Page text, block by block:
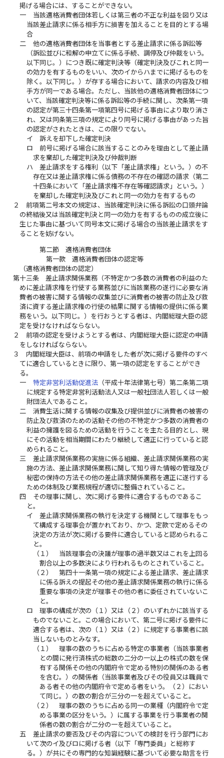
掲げる場合には、することができない。
一
当該適格消費者団体若しくは第三者の不正な利益を図り又は
当該差止請求に係る相手方に損害を加えることを目的とする場
合
二
他の適格消費者団体を当事者とする差止請求に係る訴訟等
（訴訟並びに和解の申立てに係る手続、調停及び仲裁をいう。
以下同じ。）につき既に確定判決等（確定判決及びこれと同一
の効力を有するものをいい、次のイからハまでに掲げるものを
除く。以下同じ。）が存する場合において、請求の内容及び相
手方が同一である場合。ただし、当該他の適格消費者団体につ
いて、当該確定判決等に係る訴訟等の手続に関し、次条第一項
の認定が第三十四条第一項第四号に掲げる事由により取り消さ
れ、又は同条第三項の規定により同号に掲げる事由があった旨
の認定がされたときは、この限りでない。
イ
訴えを却下した確定判決
ロ
前号に掲げる場合に該当することのみを理由として差止請
求を棄却した確定判決及び仲裁判断
ハ
差止請求をする権利（以下「差止請求権」という。）の不
存在又は差止請求権に係る債務の不存在の確認の請求（第二
十四条において「差止請求権不存在等確認請求」という。）
を棄却した確定判決及びこれと同一の効力を有するもの
２
前項第二号本文の規定は、当該確定判決に係る訴訟の口頭弁論
の終結後又は当該確定判決と同一の効力を有するものの成立後に
生じた事由に基づいて同号本文に掲げる場合の当該差止請求をす
ることを妨げない。
第二節 適格消費者団体
第一款 適格消費者団体の認定等
（適格消費者団体の認定）
第十三条
差止請求関係業務（不特定かつ多数の消費者の利益のた
めに差止請求権を行使する業務並びに当該業務の遂行に必要な消
費者の被害に関する情報の収集並びに消費者の被害の防止及び救
済に資する差止請求権の行使の結果に関する情報の提供に係る業
務をいう。以下同じ。）を行おうとする者は、内閣総理大臣の認
定を受けなければならない。
２
前項の認定を受けようとする者は、内閣総理大臣に認定の申請
をしなければならない。
３
内閣総理大臣は、前項の申請をした者が次に掲げる要件のすべ
てに適合しているときに限り、第一項の認定をすることができ
る。
一
特定非営利活動促進法（平成十年法律第七号）第二条第二項
に規定する特定非営利活動法人又は一般社団法人若しくは一般
財団法人であること。
二
消費生活に関する情報の収集及び提供並びに消費者の被害の
防止及び救済のための活動その他の不特定かつ多数の消費者の
利益の擁護を図るための活動を行うことを主たる目的とし、現
にその活動を相当期間にわたり継続して適正に行っていると認
められること。
三
差止請求関係業務の実施に係る組織、差止請求関係業務の実
施の方法、差止請求関係業務に関して知り得た情報の管理及び
秘密の保持の方法その他の差止請求関係業務を適正に遂行する
ための体制及び業務規程が適切に整備されていること。
四
その理事に関し、次に掲げる要件に適合するものであるこ
と。
イ
差止請求関係業務の執行を決定する機関として理事をもっ
て構成する理事会が置かれており、かつ、定款で定めるその
決定の方法が次に掲げる要件に適合していると認められるこ
と。
（１）
当該理事会の決議が理事の過半数又はこれを上回る
割合以上の多数決により行われるものとされていること。
（２）
第四十一条第一項の規定による差止請求、差止請求
に係る訴えの提起その他の差止請求関係業務の執行に係る
重要な事項の決定が理事その他の者に委任されていないこ
と。
ロ
理事の構成が次の（１）又は（２）のいずれかに該当する
ものでないこと。この場合において、第二号に掲げる要件に
適合する者は、次の（１）又は（２）に規定する事業者に該
当しないものとみなす。
（１）
理事の数のうちに占める特定の事業者（当該事業者
との間に発行済株式の総数の二分の一以上の株式の数を保
有する関係その他の内閣府令で定める特別の関係のある者
を含む。）の関係者（当該事業者及びその役員又は職員で
ある者その他の内閣府令で定める者をいう。（２）におい
て同じ。）の数の割合が三分の一を超えていること。
（２）
理事の数のうちに占める同一の業種（内閣府令で定
める事業の区分をいう。）に属する事業を行う事業者の関
係者の数の割合が二分の一を超えていること。
五
差止請求の要否及びその内容についての検討を行う部門にお
いて次のイ及びロに掲げる者（以下「専門委員」と総称す
る。）が共にその専門的な知識経験に基づいて必要な助言を行